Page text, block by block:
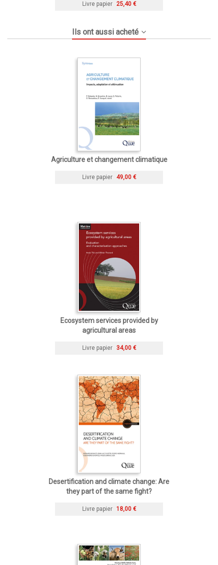
Livre papier 25,40 €
Ils ont aussi acheté
Agriculture et changement climatique
Livre papier 49,00 €
Ecosystem services provided by
agricultural areas
Livre papier 34,00 €
Desertification and climate change: Are
they part of the same fight?
Livre papier 18,00 €